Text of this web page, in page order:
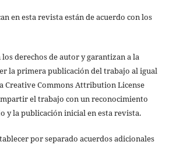
en esta revista están de acuerdo con los
derechos de autor y garantizan a la
la primera publicación del trabajo al igual
Creative Commons Attribution License
el trabajo con un reconocimiento
y la publicación inicial en esta revista.
por separado acuerdos adicionales